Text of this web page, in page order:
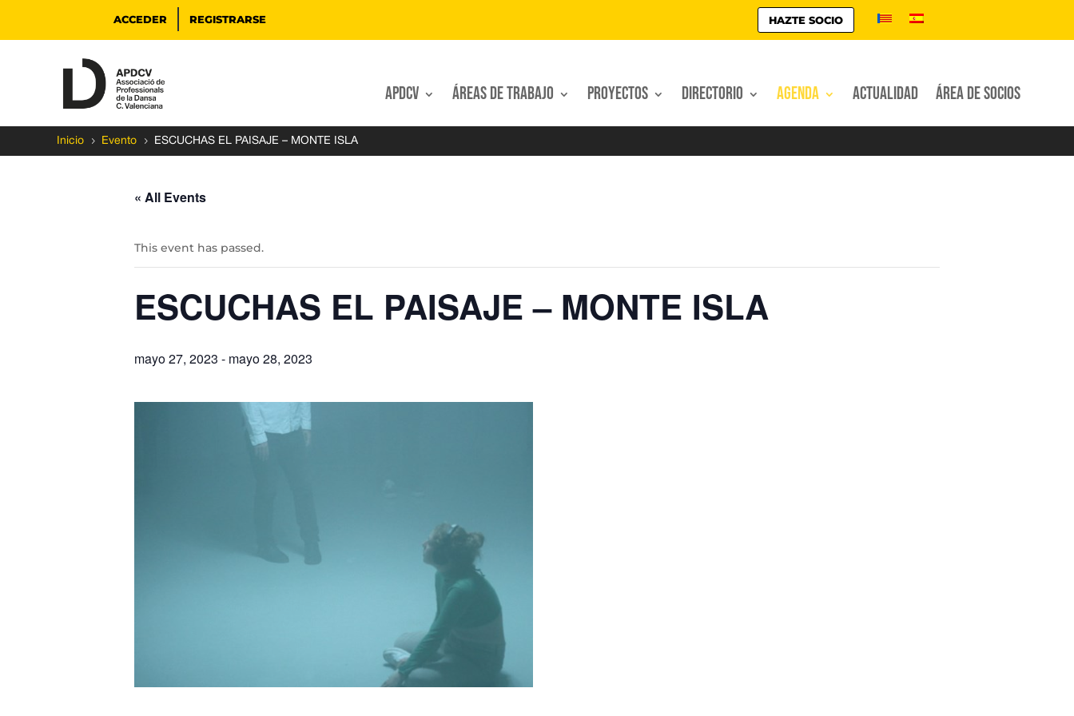
ACCEDER REGISTRARSE HAZTE SOCIO
APDCV Áreas de trabajo Proyectos Directorio Agenda Actualidad Área de socios
Inicio 5 Evento 5 ESCUCHAS EL PAISAJE – MONTE ISLA
« All Events
This event has passed.
ESCUCHAS EL PAISAJE – MONTE ISLA
mayo 27, 2023 - mayo 28, 2023